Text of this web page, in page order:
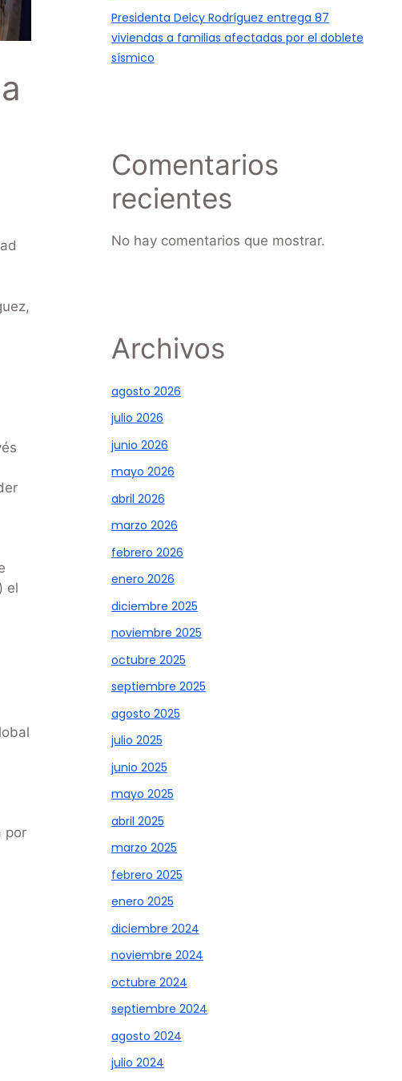
el
por
Presidenta Delcy Rodríguez entrega 87
viviendas a familias afectadas por el doblete
sísmico
Comentarios
recientes
No hay comentarios que mostrar.
Archivos
agosto 2026
julio 2026
junio 2026
mayo 2026
abril 2026
marzo 2026
febrero 2026
enero 2026
diciembre 2025
noviembre 2025
octubre 2025
septiembre 2025
agosto 2025
julio 2025
junio 2025
mayo 2025
abril 2025
marzo 2025
febrero 2025
enero 2025
diciembre 2024
noviembre 2024
octubre 2024
septiembre 2024
agosto 2024
julio 2024